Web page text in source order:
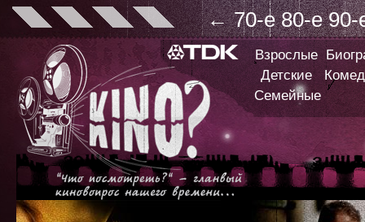
← 70-е 80-е 90-
Взрослые
Детские
Семейные